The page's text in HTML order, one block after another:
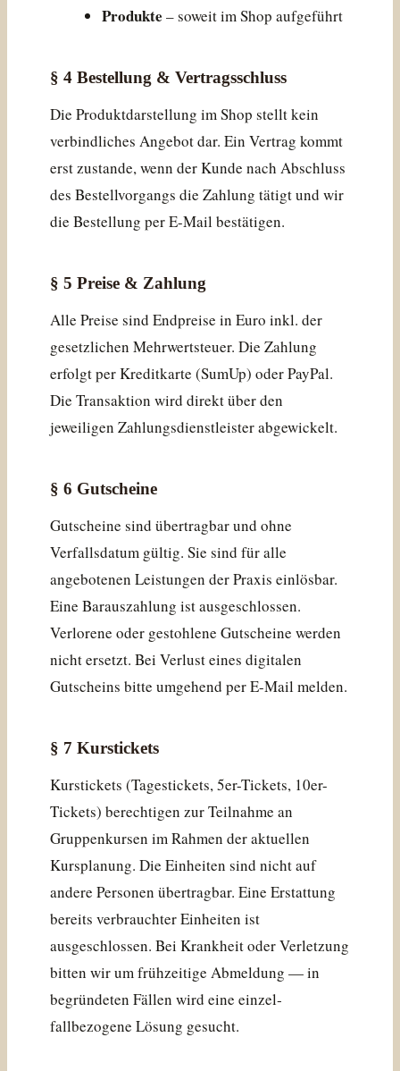
Produkte – soweit im Shop aufgeführt
§ 4 Bestellung & Vertragsschluss
Die Produktdarstellung im Shop stellt kein
verbindliches Angebot dar. Ein Vertrag kommt
erst zustande, wenn der Kunde nach Abschluss
des Bestellvorgangs die Zahlung tätigt und wir
die Bestellung per E-Mail bestätigen.
§ 5 Preise & Zahlung
Alle Preise sind Endpreise in Euro inkl. der
gesetzlichen Mehrwertsteuer. Die Zahlung
erfolgt per Kreditkarte (SumUp) oder PayPal.
Die Transaktion wird direkt über den
jeweiligen Zahlungsdienstleister abgewickelt.
§ 6 Gutscheine
Gutscheine sind übertragbar und ohne
Verfallsdatum gültig. Sie sind für alle
angebotenen Leistungen der Praxis einlösbar.
Eine Barauszahlung ist ausgeschlossen.
Verlorene oder gestohlene Gutscheine werden
nicht ersetzt. Bei Verlust eines digitalen
Gutscheins bitte umgehend per E-Mail melden.
§ 7 Kurstickets
Kurstickets (Tagestickets, 5er-Tickets, 10er-
Tickets) berechtigen zur Teilnahme an
Gruppen­kursen im Rahmen der aktuellen
Kursplanung. Die Einheiten sind nicht auf
andere Personen übertragbar. Eine Erstattung
bereits verbrauchter Einheiten ist
ausgeschlossen. Bei Krankheit oder Verletzung
bitten wir um frühzeitige Abmeldung — in
begründeten Fällen wird eine einzel­
fallbezogene Lösung gesucht.